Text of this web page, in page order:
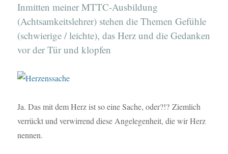
Inmitten meiner MTTC-Ausbildung
(Achtsamkeitslehrer) stehen die Themen Gefühle
(schwierige / leichte), das Herz und die Gedanken
vor der Tür und klopfen
Ja. Das mit dem Herz ist so eine Sache, oder?!? Ziemlich
verrückt und verwirrend diese Angelegenheit, die wir Herz
nennen.